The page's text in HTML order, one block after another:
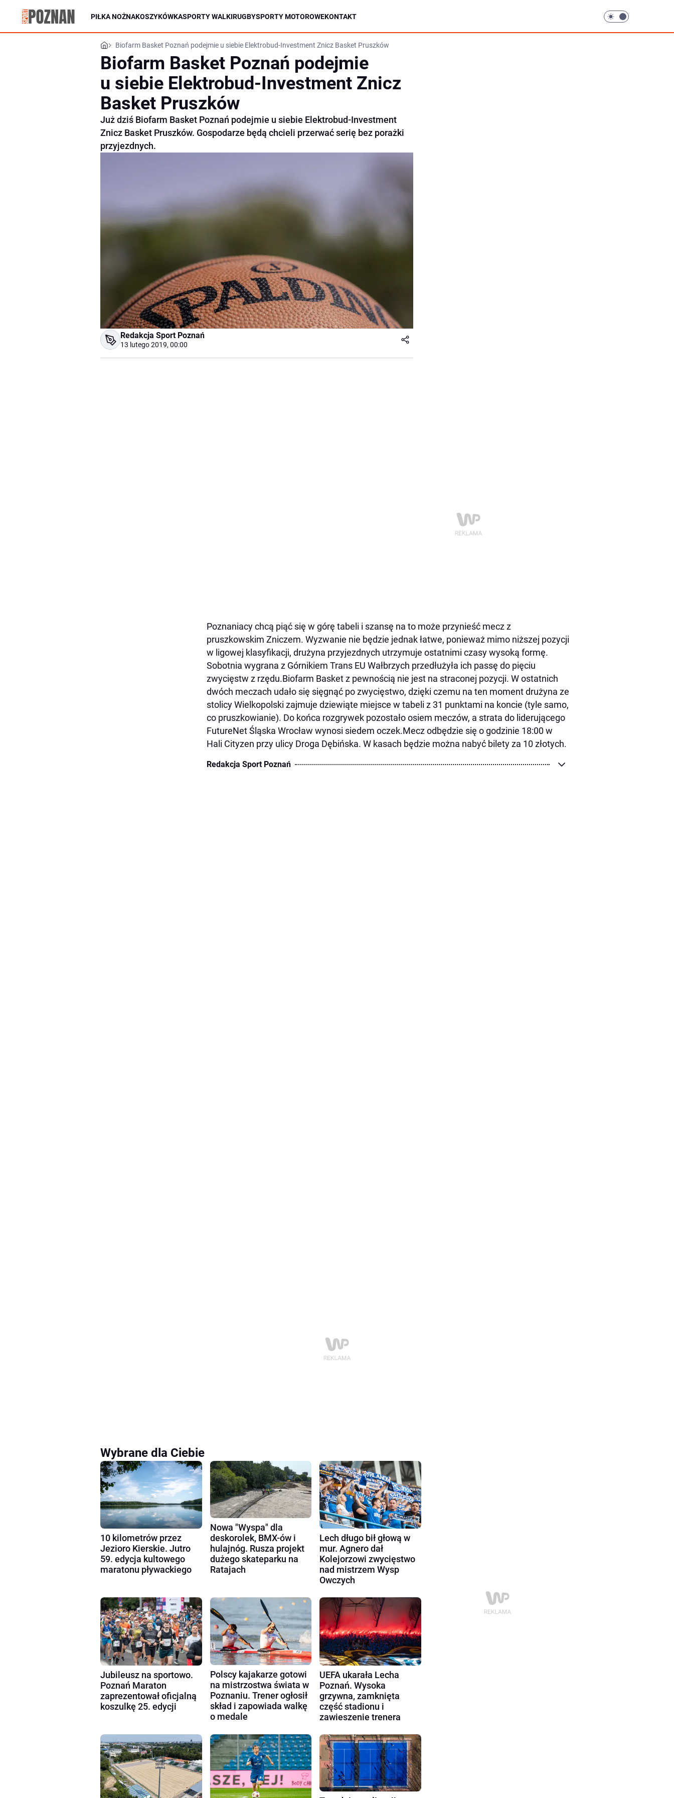
PIŁKA NOŻNAKOSZYKÓWKASPORTY WALKIRUGBYSPORTY MOTOROWEKONTAKT
Biofarm Basket Poznań podejmie u siebie Elektrobud-Investment Znicz Basket Pruszków
Biofarm Basket Poznań podejmie
u siebie Elektrobud-Investment Znicz
Basket Pruszków
Już dziś Biofarm Basket Poznań podejmie u siebie Elektrobud-Investment
Znicz Basket Pruszków. Gospodarze będą chcieli przerwać serię bez porażki
przyjezdnych.
Redakcja Sport Poznań
13 lutego 2019, 00:00
Poznaniacy chcą piąć się w górę tabeli i szansę na to może przynieść mecz z
pruszkowskim Zniczem. Wyzwanie nie będzie jednak łatwe, ponieważ mimo niższej pozycji
w ligowej klasyfikacji, drużyna przyjezdnych utrzymuje ostatnimi czasy wysoką formę.
Sobotnia wygrana z Górnikiem Trans EU Wałbrzych przedłużyła ich passę do pięciu
zwycięstw z rzędu.Biofarm Basket z pewnością nie jest na straconej pozycji. W ostatnich
dwóch meczach udało się sięgnąć po zwycięstwo, dzięki czemu na ten moment drużyna ze
stolicy Wielkopolski zajmuje dziewiąte miejsce w tabeli z 31 punktami na koncie (tyle samo,
co pruszkowianie). Do końca rozgrywek pozostało osiem meczów, a strata do liderującego
FutureNet Śląska Wrocław wynosi siedem oczek.Mecz odbędzie się o godzinie 18:00 w
Hali Cityzen przy ulicy Droga Dębińska. W kasach będzie można nabyć bilety za 10 złotych.
Redakcja Sport Poznań
Wybrane dla Ciebie
10 kilometrów przez
Jezioro Kierskie. Jutro
59. edycja kultowego
maratonu pływackiego
Nowa "Wyspa" dla
deskorolek, BMX-ów i
hulajnóg. Rusza projekt
dużego skateparku na
Ratajach
Lech długo bił głową w
mur. Agnero dał
Kolejorzowi zwycięstwo
nad mistrzem Wysp
Owczych
Jubileusz na sportowo.
Poznań Maraton
zaprezentował oficjalną
koszulkę 25. edycji
Polscy kajakarze gotowi
na mistrzostwa świata w
Poznaniu. Trener ogłosił
skład i zapowiada walkę
o medale
UEFA ukarała Lecha
Poznań. Wysoka
grzywna, zamknięta
część stadionu i
zawieszenie trenera